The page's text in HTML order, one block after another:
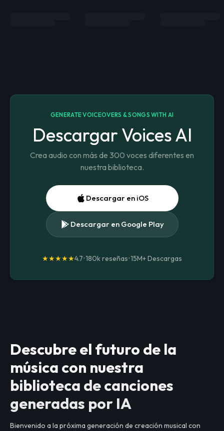
GENERATE VOICEOVERS & SONGS WITH AI
Descargar Voices AI
Crea audio con más de 300 voces diferentes en
nuestra biblioteca.
Descargar en iOS
Descargar en Google Play
★★★★★4.7•180k reseñas•15M+Descargas
Descubre el futuro de la
música con nuestra
biblioteca de canciones
generadas por IA
Bienvenido a la próxima generación de creación musical con